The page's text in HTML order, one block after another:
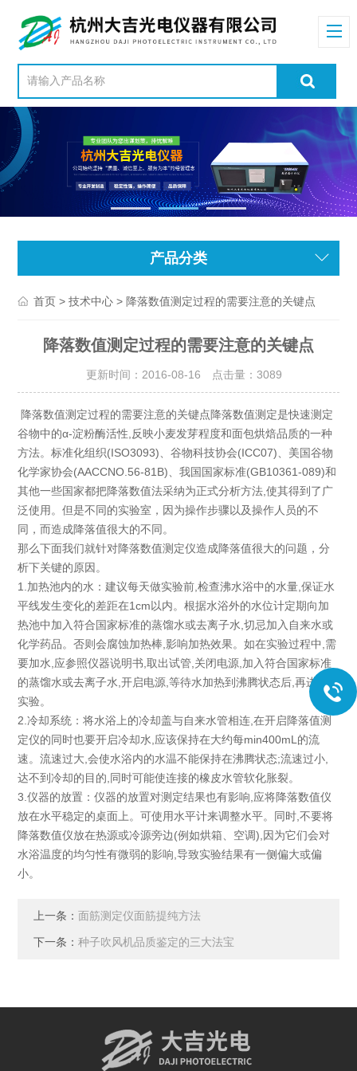
产品分类
首页 >技术中心 > 降落数值测定过程的需要注意的关键点
降落数值测定过程的需要注意的关键点
更新时间：2016-08-16 点击量： 3089
降落数值测定过程的需要注意的关键点降落数值测定是快速测定
谷物中的α-淀粉酶活性,反映小麦发芽程度和面包烘焙品质的一种
方法。标准化组织(ISO3093)、谷物科技协会(ICC07)、美国谷物
化学家协会(AACCNO.56-81B)、我国国家标准(GB10361-089)和
其他一些国家都把降落数值法采纳为正式分析方法,使其得到了广
泛使用。但是不同的实验室，因为操作步骤以及操作人员的不
同，而造成降落值很大的不同。
那么下面我们就针对降落数值测定仪造成降落值很大的问题，分
析下关键的原因。
1.加热池内的水：建议每天做实验前,检查沸水浴中的水量,保证水
平线发生变化的差距在1cm以内。根据水浴外的水位计定期向加
热池中加入符合国家标准的蒸馏水或去离子水,切忌加入自来水或
化学药品。否则会腐蚀加热棒,影响加热效果。如在实验过程中,需
要加水,应参照仪器说明书,取出试管,关闭电源,加入符合国家标准
的蒸馏水或去离子水,开启电源,等待水加热到沸腾状态后,再进行
实验。
2.冷却系统：将水浴上的冷却盖与自来水管相连,在开启降落值测
定仪的同时也要开启冷却水,应该保持在大约每min400mL的流
速。流速过大,会使水浴内的水温不能保持在沸腾状态;流速过小,
达不到冷却的目的,同时可能使连接的橡皮水管软化胀裂。
3.仪器的放置：仪器的放置对测定结果也有影响,应将降落数值仪
放在水平稳定的桌面上。可使用水平计来调整水平。同时,不要将
降落数值仪放在热源或冷源旁边(例如烘箱、空调),因为它们会对
水浴温度的均匀性有微弱的影响,导致实验结果有一侧偏大或偏
小。
上一条：面筋测定仪面筋提纯方法
下一条：种子吹风机品质鉴定的三大法宝